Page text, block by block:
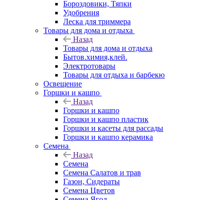
Бороздовики, Тяпки
Удобрения
Леска для триммера
Товары для дома и отдыха
Назад
Товары для дома и отдыха
Бытов.химия,клей.
Электротовары
Товары для отдыха и барбекю
Освещение
Горшки и кашпо
Назад
Горшки и кашпо
Горшки и кашпо пластик
Горшки и касеты для рассады
Горшки и кашпо керамика
Семена
Назад
Семена
Семена Салатов и трав
Газон, Сидераты
Семена Цветов